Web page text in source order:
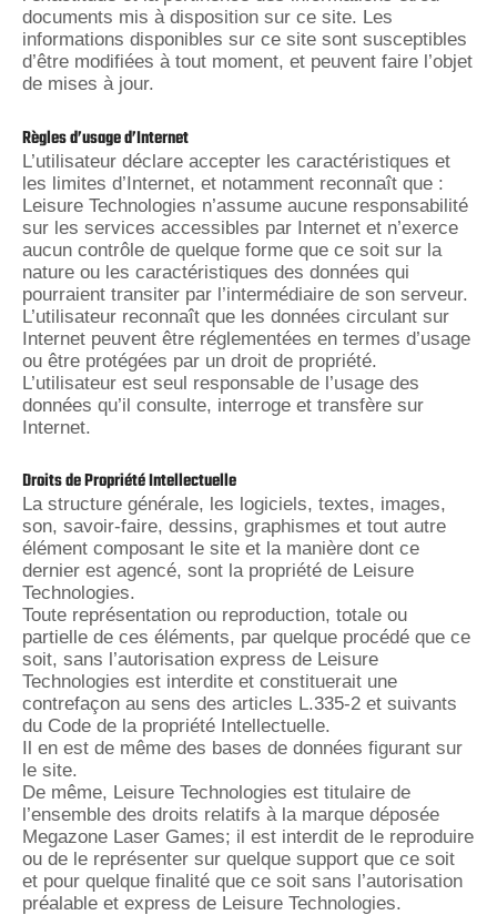
documents mis à disposition sur ce site. Les
informations disponibles sur ce site sont susceptibles
d’être modifiées à tout moment, et peuvent faire l’objet
de mises à jour.
Règles d’usage d’Internet
L’utilisateur déclare accepter les caractéristiques et
les limites d’Internet, et notamment reconnaît que :
Leisure Technologies n’assume aucune responsabilité
sur les services accessibles par Internet et n’exerce
aucun contrôle de quelque forme que ce soit sur la
nature ou les caractéristiques des données qui
pourraient transiter par l’intermédiaire de son serveur.
L’utilisateur reconnaît que les données circulant sur
Internet peuvent être réglementées en termes d’usage
ou être protégées par un droit de propriété.
L’utilisateur est seul responsable de l’usage des
données qu’il consulte, interroge et transfère sur
Internet.
Droits de Propriété Intellectuelle
La structure générale, les logiciels, textes, images,
son, savoir-faire, dessins, graphismes et tout autre
élément composant le site et la manière dont ce
dernier est agencé, sont la propriété de Leisure
Technologies.
Toute représentation ou reproduction, totale ou
partielle de ces éléments, par quelque procédé que ce
soit, sans l’autorisation express de Leisure
Technologies est interdite et constituerait une
contrefaçon au sens des articles L.335-2 et suivants
du Code de la propriété Intellectuelle.
Il en est de même des bases de données figurant sur
le site.
De même, Leisure Technologies est titulaire de
l’ensemble des droits relatifs à la marque déposée
Megazone Laser Games; il est interdit de le reproduire
ou de le représenter sur quelque support que ce soit
et pour quelque finalité que ce soit sans l’autorisation
préalable et express de Leisure Technologies.